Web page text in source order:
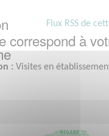
Flux RSS de
correspond à
: Visites en